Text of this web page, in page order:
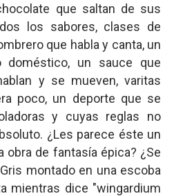
que saltan de sus
los sabores, clases de
que habla y canta, un
doméstico, un sauce que
y se mueven, varitas
poco, un deporte que se
y cuyas reglas no
¿Les parece éste un
obra de fantasía épica? ¿Se
montado en una escoba
mientras dice "wingardium